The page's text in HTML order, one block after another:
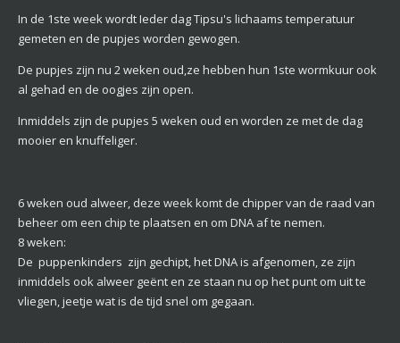
r
e
In de 1ste week wordt Ieder dag Tipsu's lichaams temperatuur
gemeten en de pupjes worden gewogen.
De pupjes zijn nu 2 weken oud,ze hebben hun 1ste wormkuur ook
al gehad en de oogjes zijn open.
Inmiddels zijn de pupjes 5 weken oud en worden ze met de dag
mooier en knuffeliger.
6 weken oud alweer, deze week komt de chipper van de raad van
beheer om een chip te plaatsen en om DNA af te nemen.
8 weken:
De puppenkinders zijn gechipt, het DNA is afgenomen, ze zijn
inmiddels ook alweer geënt en ze staan nu op het punt om uit te
vliegen, jeetje wat is de tijd snel om gegaan.